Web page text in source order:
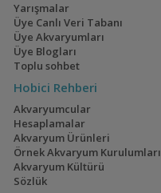
Yarışmalar
Üye Canlı Veri Tabanı
Üye Akvaryumları
Üye Blogları
Toplu sohbet
Hobici Rehberi
Akvaryumcular
Hesaplamalar
Akvaryum Ürünleri
Örnek Akvaryum Kurulumları
Akvaryum Kültürü
Sözlük